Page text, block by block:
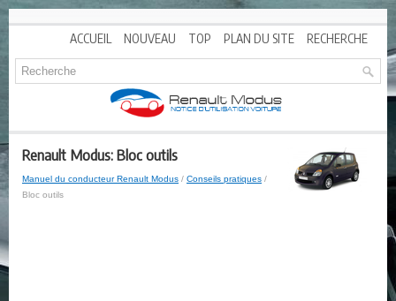
ACCUEIL NOUVEAU TOP PLAN DU SITE RECHERCHE
Renault Modus: Bloc outils
Manuel du conducteur Renault Modus / Conseils pratiques /
Bloc outils